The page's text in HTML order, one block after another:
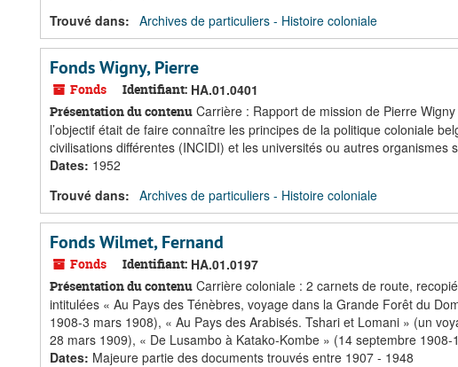
Trouvé dans: Archives de particuliers - Histoire coloniale
Fonds Wigny, Pierre
Fonds Identifiant: HA.01.0401
Présentation du contenu Carrière : Rapport de mission de Pierre
l’objectif était de faire connaître les principes de la politique coloniale
civilisations différentes (INCIDI) et les universités ou autres organismes
Dates: 1952
Trouvé dans: Archives de particuliers - Histoire coloniale
Fonds Wilmet, Fernand
Fonds Identifiant: HA.01.0197
Présentation du contenu Carrière coloniale : 2 carnets de route,
intitulées « Au Pays des Ténèbres, voyage dans la Grande Forêt du
1908-3 mars 1908), « Au Pays des Arabisés. Tshari et Lomani » (un
28 mars 1909), « De Lusambo à Katako-Kombe » (14 septembre
Dates: Majeure partie des documents trouvés entre 1907 - 1948